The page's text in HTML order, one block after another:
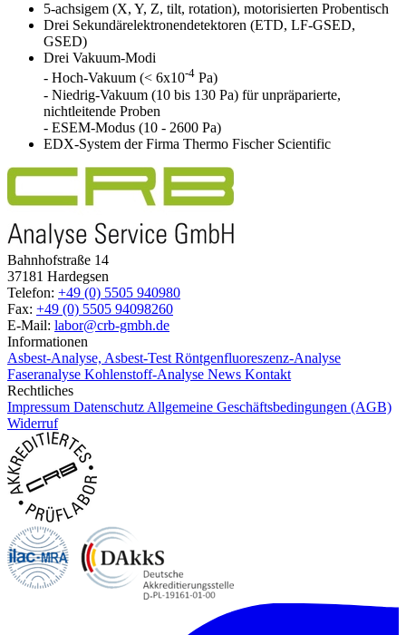
5-achsigem (X, Y, Z, tilt, rotation), motorisierten Probentisch
Drei Sekundärelektronendetektoren (ETD, LF-GSED,
GSED)
Drei Vakuum-Modi
- Hoch-Vakuum (< 6x10-4 Pa)
- Niedrig-Vakuum (10 bis 130 Pa) für unpräparierte,
nichtleitende Proben
- ESEM-Modus (10 - 2600 Pa)
EDX-System der Firma Thermo Fischer Scientific
Bahnhofstraße 14
37181 Hardegsen
Telefon: +49 (0) 5505 940980
Fax: +49 (0) 5505 94098260
E-Mail: labor@crb-gmbh.de
Informationen
Asbest-Analyse, Asbest-Test Röntgenfluoreszenz-Analyse
Faseranalyse Kohlenstoff-Analyse News Kontakt
Rechtliches
Impressum Datenschutz Allgemeine Geschäftsbedingungen (AGB)
Widerruf